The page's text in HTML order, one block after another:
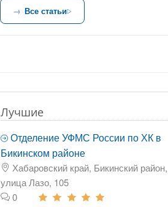
Все статьи
Лучшие
Отделение УФМС России по ХК в
Бикинском районе
Хабаровский край, Бикинский
улица Лазо, 105
0